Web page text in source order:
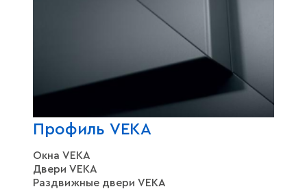
Профиль VEKA
Окна VEKA
Двери VEKA
Раздвижные двери VEKA